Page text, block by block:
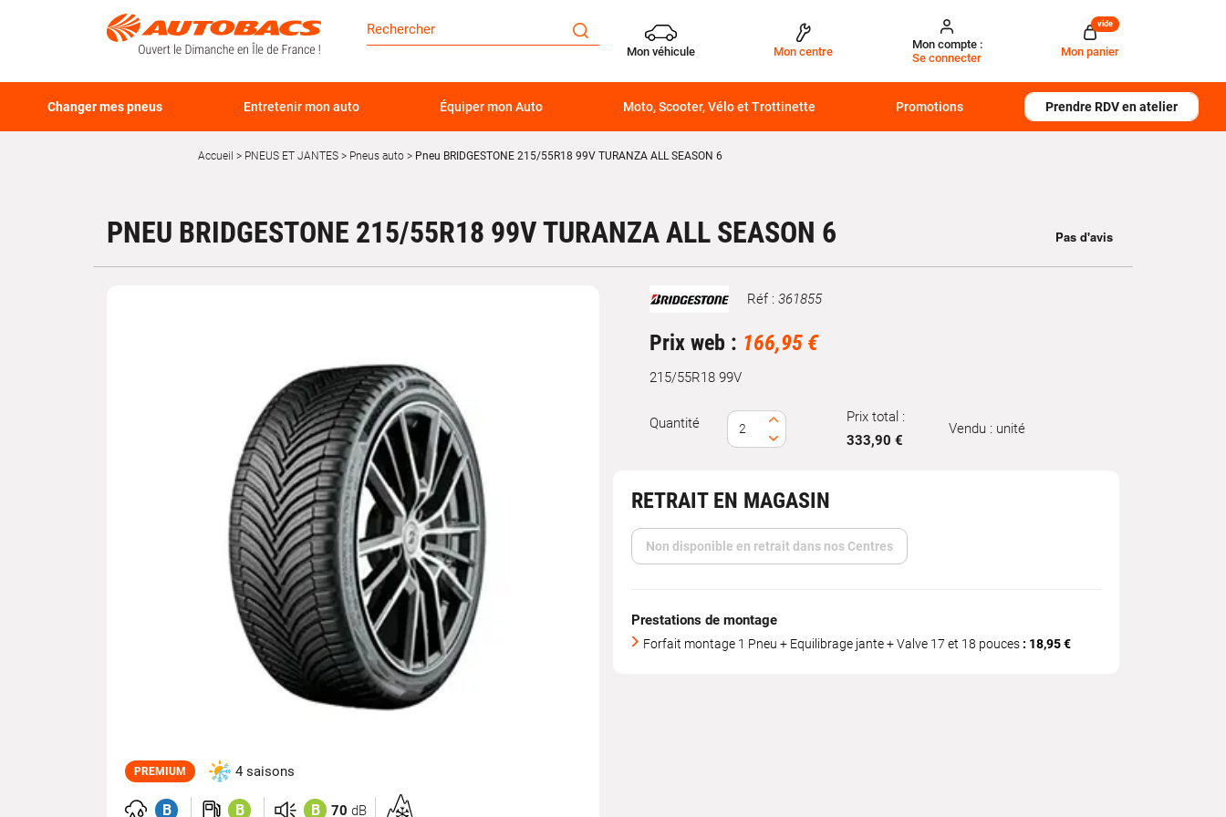
Mon véhicule Mon centre
Mon compte :
Se connecter
Mon panier
vide
Changer mes pneus Entretenir mon auto Équiper mon Auto Moto, Scooter, Vélo et Trottinette Promotions Prendre RDV en atelier
Accueil PNEUS ET JANTES Pneus auto Pneu BRIDGESTONE 215/55R18 99V TURANZA ALL SEASON 6
PNEU BRIDGESTONE 215/55R18 99V TURANZA ALL SEASON 6
PREMIUM 4 saisons
B B B 70 dB
Marque Réf : 361855
Prix web : 166,95 €
215/55R18 99V
Quantité
Prix total :
333,90 €
Vendu : unité
RETRAIT EN MAGASIN
Non disponible en retrait dans nos Centres
Prestations de montage
Forfait montage 1 Pneu + Equilibrage jante + Valve 17 et 18 pouces : 18,95 €